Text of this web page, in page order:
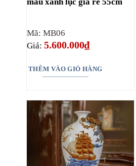
Mã: MB06
Giá: 5.600.000₫
THÊM VÀO GIỎ HÀNG